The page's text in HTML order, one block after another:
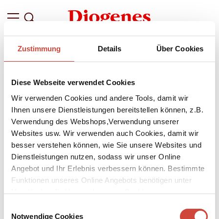
Zustimmung Details Über Cookies
Diese Webseite verwendet Cookies
Wir verwenden Cookies und andere Tools, damit wir
Ihnen unsere Dienstleistungen bereitstellen können, z.B.
Verwendung des Webshops,Verwendung unserer
Websites usw. Wir verwenden auch Cookies, damit wir
besser verstehen können, wie Sie unsere Websites und
Dienstleistungen nutzen, sodass wir unser Online
Angebot und Ihr Erlebnis verbessern können. Bestimmte
Funktionen unseres Online Angebots benötigen unter
Umständen die Verwendung von Cookies von
Notwendige Cookies
Download Bilddatei ↘
Kaufen
Das dramatische Werk in 18 Bänden